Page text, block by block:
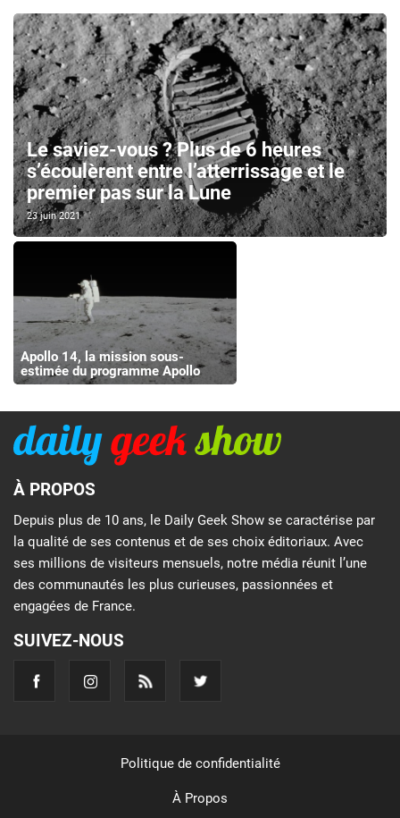
Le saviez-vous ? Plus de 6 heures
s’écoulèrent entre l’atterrissage et le
premier pas sur la Lune
23 juin 2021
Apollo 14, la mission sous-
estimée du programme Apollo
À PROPOS
Depuis plus de 10 ans, le Daily Geek Show se caractérise par
la qualité de ses contenus et de ses choix éditoriaux. Avec
ses millions de visiteurs mensuels, notre média réunit l’une
des communautés les plus curieuses, passionnées et
engagées de France.
SUIVEZ-NOUS
Politique de confidentialité
À Propos